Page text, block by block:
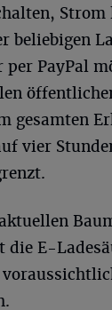
Strom
beliebigen
PayPal
gesamten
vier
die E-